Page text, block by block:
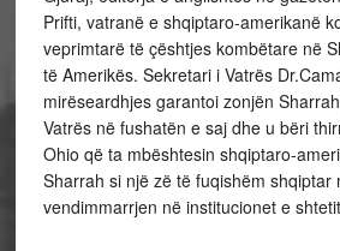
Prifti, vatranë e shqiptaro-amerikanë
veprimtarë të çështjes kombëtare në
të Amerikës. Sekretari i Vatrës
mirëseardhjes garantoi zonjën
Vatrës në fushatën e saj dhe u bëri
Ohio që ta mbështesin shqiptaro-
Sharrah si një zë të fuqishëm shqiptar
vendimmarrjen në institucionet e